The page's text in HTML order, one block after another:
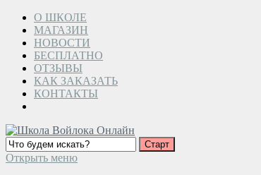
О ШКОЛЕ
МАГАЗИН
НОВОСТИ
БЕСПЛАТНО
ОТЗЫВЫ
КАК ЗАКАЗАТЬ
КОНТАКТЫ
Открыть меню